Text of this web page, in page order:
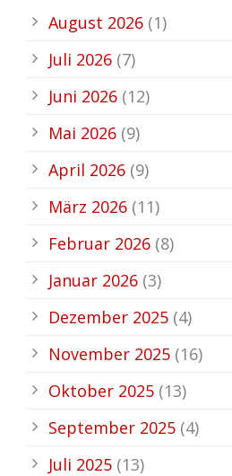
August 2026 (1)
Juli 2026 (7)
Juni 2026 (12)
Mai 2026 (9)
April 2026 (9)
März 2026 (11)
Februar 2026 (8)
Januar 2026 (3)
Dezember 2025 (4)
November 2025 (16)
Oktober 2025 (13)
September 2025 (4)
Juli 2025 (13)